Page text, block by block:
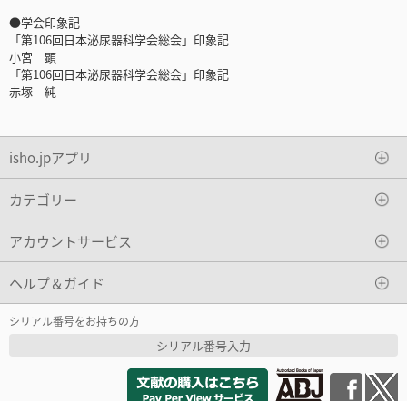
●学会印象記
「第106回日本泌尿器科学会総会」印象記
小宮 顕
「第106回日本泌尿器科学会総会」印象記
赤塚 純
isho.jpアプリ
カテゴリー
アカウントサービス
ヘルプ＆ガイド
シリアル番号をお持ちの方
シリアル番号入力